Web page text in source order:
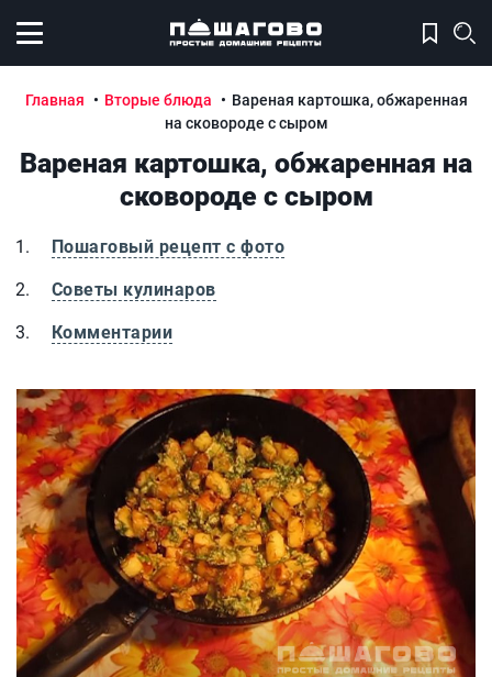
Открыть меню
Главная Вторые блюда
Вареная картошка, обжаренная
на сковороде с сыром
Вареная картошка, обжаренная на
сковороде с сыром
Пошаговый рецепт с фото
Советы кулинаров
Комментарии
Вареная картошка, обжаренная на сковороде с сыром